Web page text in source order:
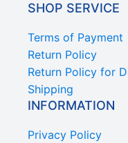
SHOP SERVICE
Terms of Payment
Return Policy
Return Policy for
Shipping
INFORMATION
Privacy Policy